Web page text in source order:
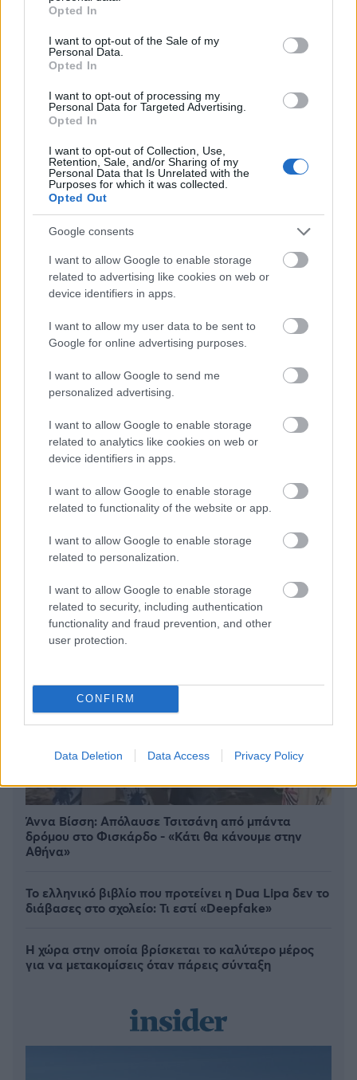
use your data for below specified purposes in below Google
consent section.
Opted In
I want to opt-out of the Sale of my
Personal Data.
Opted In
I want to opt-out of processing my
Personal Data for Targeted Advertising.
Opted In
I want to opt-out of Collection, Use,
Retention, Sale, and/or Sharing of my
Personal Data that Is Unrelated with the
Purposes for which it was collected.
Opted Out
Google consents
I want to allow Google to enable storage
related to advertising like cookies on web or
device identifiers in apps.
I want to allow my user data to be sent to
Google for online advertising purposes.
I want to allow Google to send me
personalized advertising.
I want to allow Google to enable storage
related to analytics like cookies on web or
device identifiers in apps.
I want to allow Google to enable storage
related to functionality of the website or app.
I want to allow Google to enable storage
related to personalization.
I want to allow Google to enable storage
related to security, including authentication
functionality and fraud prevention, and other
user protection.
CONFIRM
Data Deletion Data Access Privacy Policy
BEST OFINTERNET
Πέρα από τη Λισαβόνα: 10 μαγευτικοί προορισμοί
Το καλά κρυμμένο μυστικό της Κρήτης: Το φαράγγι
των Αγίων και η μαγευτική παραλία στο Λιβυκό
6 γραφικά χωριά των Κυκλάδων που αξίζει να
Άννα Βίσση: Απόλαυσε Τσιτσάνη από μπάντα
δρόμου στο Φισκάρδο - «Κάτι θα κάνουμε στην
Αθήνα»
Το ελληνικό βιβλίο που προτείνει η Dua Lipa δεν το
διάβασες στο σχολείο: Τι εστί «Deepfake»
Η χώρα στην οποία βρίσκεται το καλύτερο μέρος
για να μετακομίσεις όταν πάρεις σύνταξη